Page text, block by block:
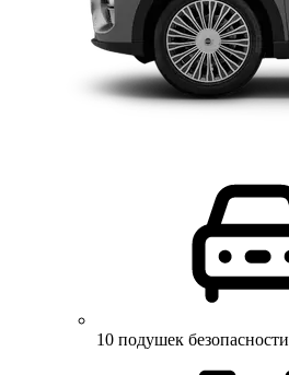
10 подушек безопасности